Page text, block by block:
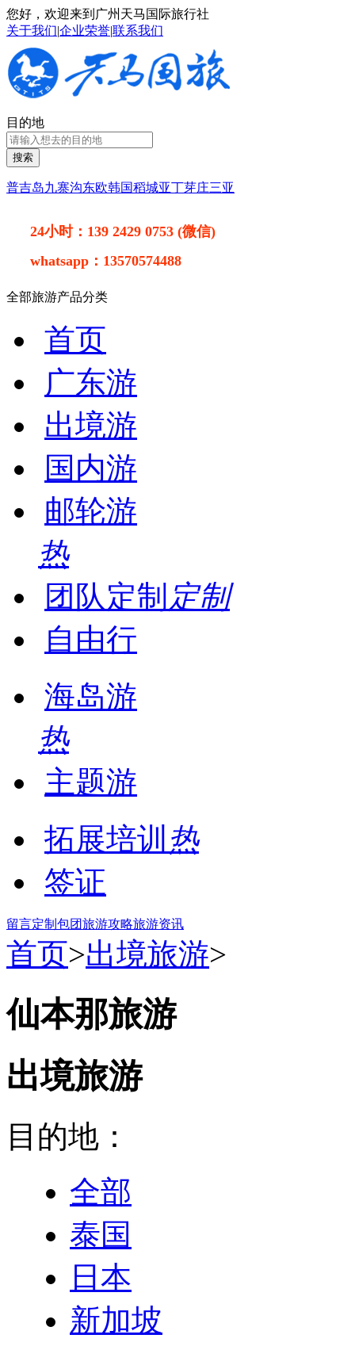
您好，欢迎来到广州天马国际旅行社
关于我们|企业荣誉|联系我们
目的地
搜索
普吉岛九寨沟东欧韩国稻城亚丁芽庄三亚
24小时： 139 2429 0753 (微信)
whatsapp： 13570574488
全部旅游产品分类
首页
广东游
出境游
国内游
邮轮游
热
团队定制 定制
自由行
海岛游
热
主题游
拓展培训 热
签证
留言定制包团旅游攻略旅游资讯
首页>出境旅游>
仙本那旅游
出境旅游
目的地：
全部
泰国
日本
新加坡